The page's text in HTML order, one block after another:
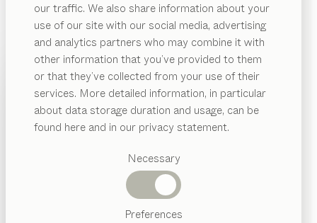
our traffic. We also share information about your
use of our site with our social media, advertising
and analytics partners who may combine it with
other information that you’ve provided to them
or that they’ve collected from your use of their
services. More detailed information, in particular
about data storage duration and usage, can be
found here and in our privacy statement.
Necessary
Preferences
Vorgeschlagene
Kategorien
PRODUKTE
INSPIRATION
ÜBER UNS
nox ist eine Kollektion eindrucksvoller Möbel, die sich
durch das exklusive Design der Details und durch hohe
Materialstärken auszeichnet. Eine Ästhetik stiller
Eleganz, die auch bei den Kommoden nahtlos
fortgesetzt wird.
HÄNDLER FINDEN
Wenn nicht anders angeführt, werden alle
Holzoberflächen mit reinem Naturöl veredelt.